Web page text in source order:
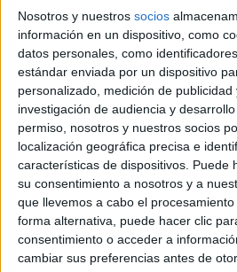
Nosotros y nuestros socios
información en un dispositivo, como
datos personales, como
estándar enviada por un dispositivo
personalizado, medición de publicidad
investigación de audiencia y desarrollo
permiso, nosotros y nuestros socios
localización geográfica precisa e
características de dispositivos. Puede
su consentimiento a nosotros y a
que llevemos a cabo el
forma alternativa, puede hacer clic
consentimiento o acceder a
cambiar sus preferencias antes de
Mediterráneo
Primeras imagenes
Proximamente
Facebook
Pinterest
WhatsApp
Artículo anteriorTodos somos parte de
tráiler de ‘Patria’
Artículo siguiente‘Rifkin’s Festival’
por Jordi Labanda